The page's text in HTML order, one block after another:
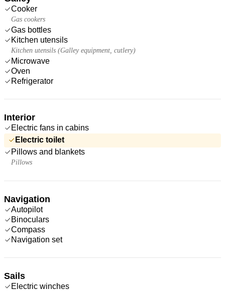
Cooker
Gas cookers
Gas bottles
Kitchen utensils
Kitchen utensils (Galley equipment, cutlery)
Microwave
Oven
Refrigerator
Interior
Electric fans in cabins
Electric toilet
Pillows and blankets
Pillows
Navigation
Autopilot
Binoculars
Compass
Navigation set
Sails
Electric winches